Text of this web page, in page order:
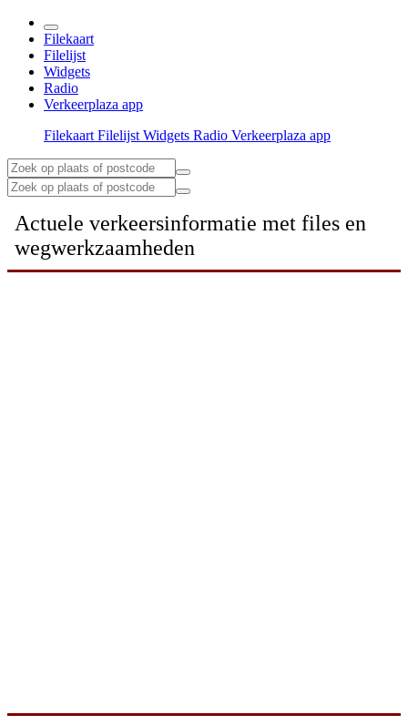
Filekaart
Filelijst
Widgets
Radio
Verkeerplaza app
Filekaart Filelijst Widgets Radio Verkeerplaza app
Actuele verkeersinformatie met files en
wegwerkzaamheden